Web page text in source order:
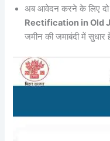
अब आवेदन करने के लिए दो
Rectification in Old
जमीन की जमाबंदी में